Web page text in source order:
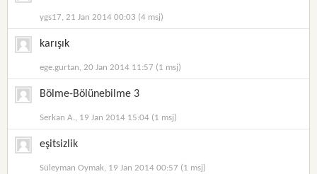
ygs17, 21 Jan 2014 00:03 (4 msj)
karışık
ege.gurtan, 20 Jan 2014 11:57 (1 msj)
Bölme-Bölünebilme 3
Serkan A., 19 Jan 2014 15:04 (1 msj)
eşitsizlik
Süleyman Oymak, 19 Jan 2014 00:57 (1 msj)